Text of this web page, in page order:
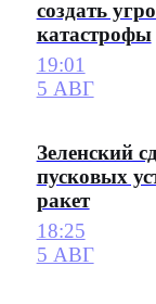
создать
катастрофы
19:01
5 АВГ
Зеленский
пусковых
ракет
18:25
5 АВГ